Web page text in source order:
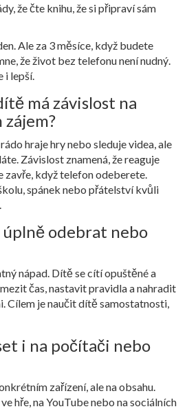
že čte knihu, že si připraví sám
Ale za 3 měsíce, když budete
že život bez telefonu není nudný.
i lepší.
má závislost na
zájem?
hraje hry nebo sleduje videa, ale
Závislost znamená, že reaguje
zavře, když telefon odeberete.
spánek nebo přátelství kvůli
úplně odebrat nebo
nápad. Dítě se cítí opuštěné a
čas, nastavit pravidla a nahradit
Cílem je naučit dítě samostatnosti,
i na počítači nebo
zařízení, ale na obsahu.
hře, na YouTube nebo na sociálních